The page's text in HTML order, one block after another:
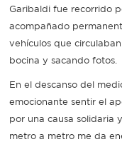
Garibaldi fue recorrido
acompañado
vehículos que
bocina y sacando fotos.
En el descanso del
emocionante sentir el
por una causa solidaria
metro a metro me da